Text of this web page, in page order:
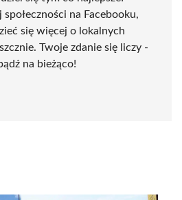
społeczności na Facebooku,
się więcej o lokalnych
Twoje zdanie się liczy -
na bieżąco!